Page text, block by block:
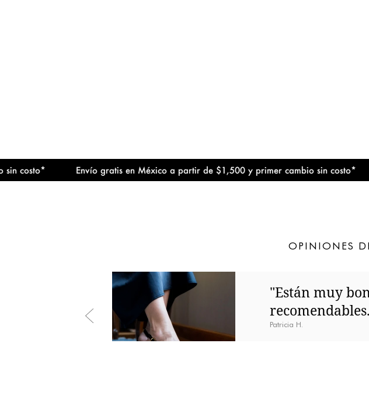
Envío gratis en México a partir de $1,500 y primer cambio sin costo*
OPINIONES
"Están muy
Patricia H.